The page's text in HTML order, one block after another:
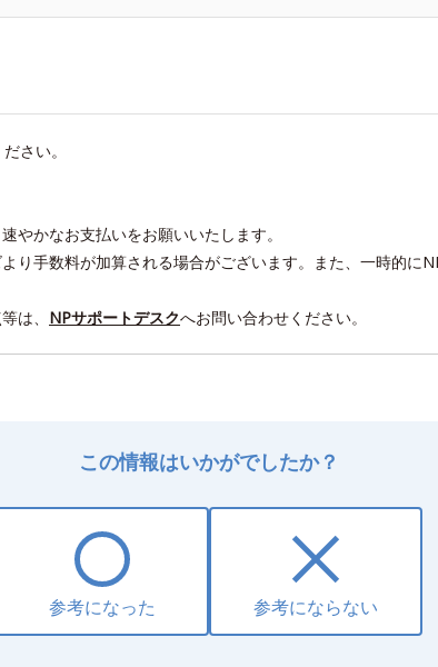
さい。
やかなお支払いをお願いいたします。
り手数料が加算される場合がございます。また、一時的に
は、 NPサポートデスクへお問い合わせください。
この情報はいかがでしたか？
参考になった 参考にならない